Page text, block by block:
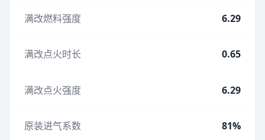
满改燃料强度 6.29
满改点火时长 0.65
满改点火强度 6.29
原装进气系数 81%